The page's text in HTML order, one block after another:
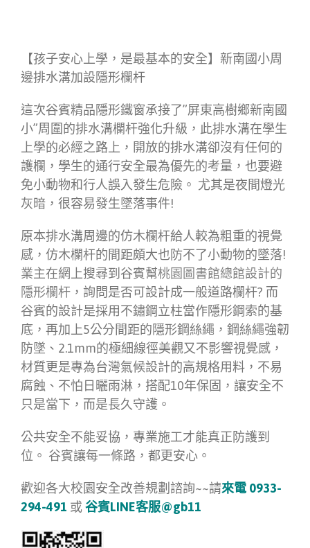
【孩子安心上學，是最基本的安全】新南國小周
邊排水溝加設隱形欄杆
這次谷賓精品隱形鐵窗承接了”屏東高樹鄉新南國
小”周圍的排水溝欄杆強化升級，此排水溝在學生
上學的必經之路上，開放的排水溝卻沒有任何的
護欄，學生的通行安全最為優先的考量，也要避
免小動物和行人誤入發生危險。 尤其是夜間燈光
灰暗，很容易發生墜落事件!
原本排水溝周邊的仿木欄杆給人較為粗重的視覺
感，仿木欄杆的間距頗大也防不了小動物的墜落!
業主在網上搜尋到谷賓幫桃園圖書館總館設計的
隱形欄杆，詢問是否可設計成一般道路欄杆? 而
谷賓的設計是採用不鏽鋼立柱當作隱形鋼索的基
底，再加上5公分間距的隱形鋼絲繩，鋼絲繩強韌
防墜、2.1mm的極細線徑美觀又不影響視覺感，
材質更是專為台灣氣候設計的高規格用料，不易
腐蝕、不怕日曬雨淋，搭配10年保固，讓安全不
只是當下，而是長久守護。
公共安全不能妥協，專業施工才能真正防護到
位。 谷賓讓每一條路，都更安心。
歡迎各大校園安全改善規劃諮詢~~請來電 0933-
294-491 或谷賓LINE客服@gb11